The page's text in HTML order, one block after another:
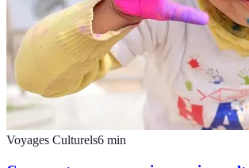
Voyages Culturels6 min